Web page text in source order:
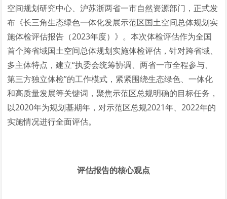
空间规划研究中心、沪苏浙两省一市自然资源部门，正式发
布《长三角生态绿色一体化发展示范区国土空间总体规划实
施体检评估报告（2023年度）》。本次体检评估作为全国
首个跨省域国土空间总体规划实施体检评估，针对跨省域、
多主体特点，建立“执委会统筹协调、两省一市全程参与、
第三方独立体检”的工作模式，紧紧围绕生态绿色、一体化
和高质量发展等关键词，聚焦示范区总规明确的目标任务，
以2020年为规划基期年，对示范区总规2021年、2022年的
实施情况进行全面评估。
评估报告的核心观点